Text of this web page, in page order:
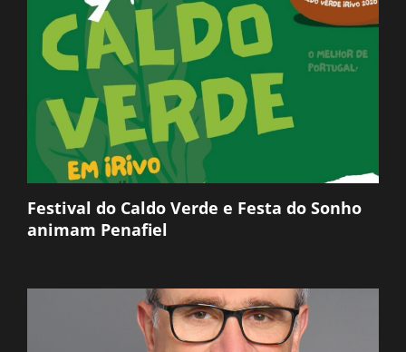
Festival do Caldo Verde e Festa do Sonho
animam Penafiel